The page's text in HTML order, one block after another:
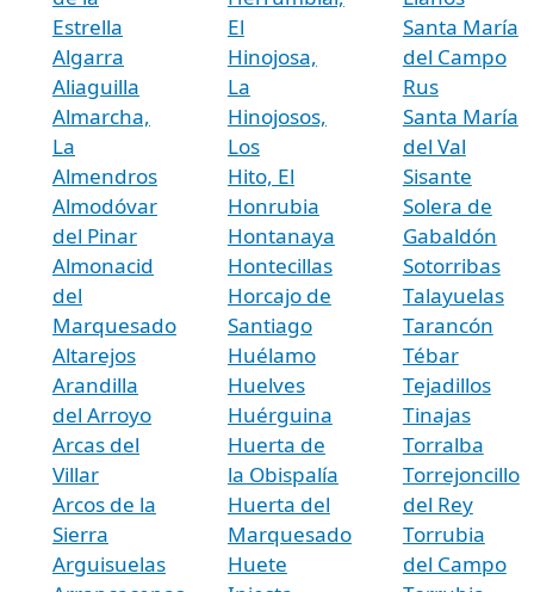
Estrella
Algarra
Aliaguilla
Almarcha,
La
Almendros
Almodóvar
del Pinar
Almonacid
del
Marquesado
Altarejos
Arandilla
del Arroyo
Arcas del
Villar
Arcos de la
Sierra
Arguisuelas
El
Hinojosa,
La
Hinojosos,
Los
Hito, El
Honrubia
Hontanaya
Hontecillas
Horcajo de
Santiago
Huélamo
Huelves
Huérguina
Huerta de
la Obispalía
Huerta del
Marquesado
Huete
Santa María
del Campo
Rus
Santa María
del Val
Sisante
Solera de
Gabaldón
Sotorribas
Talayuelas
Tarancón
Tébar
Tejadillos
Tinajas
Torralba
Torrejoncillo
del Rey
Torrubia
del Campo